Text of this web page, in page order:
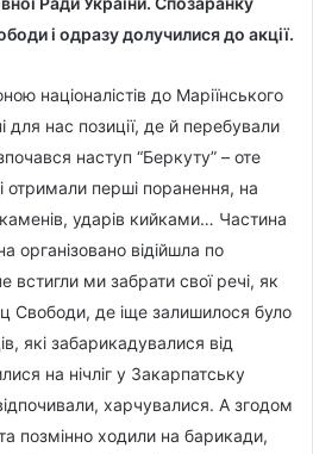
і одразу долучилися до акції.
націоналістів до Маріїнського
для нас позиції, де й перебували
наступ “Беркуту” – оте
отримали перші поранення, на
ударів кийками… Частина
організовано відійшла по
встигли ми забрати свої речі, як
Свободи, де іще залишилося було
які забарикадувалися від
на нічліг у Закарпатську
харчувалися. А згодом
позмінно ходили на барикади,